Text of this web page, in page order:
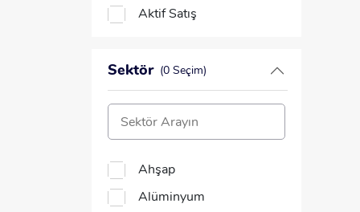
Art Direktör / Sanat
Aşçı
Aşçı Yardımcısı
Asistan
Avukat
B Sınıfı İş Güvenliği
Uzmanı
Aktif Satış
Alüminyum
Alüminyum Doğrama
Ambar
Ameliyathane
Analiz
Sektör (0 Seçim)
Ahşap
Alüminyum